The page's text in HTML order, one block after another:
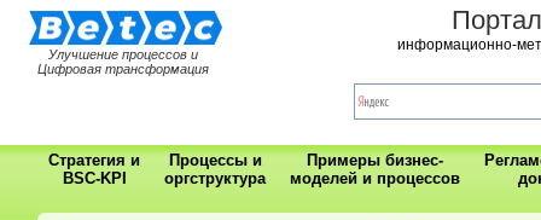
Улучшение процессов и
Цифровая трансформация
информационно-
Стратегия и
BSC-KPI
Процессы и
оргструктура
Примеры бизнес-
моделей и процессов